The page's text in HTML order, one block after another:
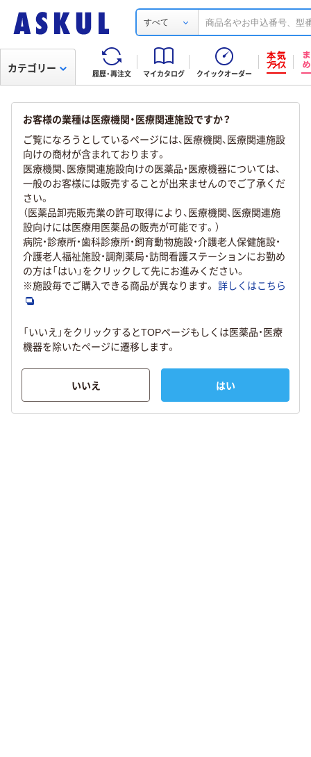
すべて
履歴・再注文 マイカタログ クイックオーダー
カテゴリー
お客様の業種は医療機関・医療関連施設ですか？
ご覧になろうとしているページには、医療機関、医療関連施設
向けの商材が含まれております。
医療機関、医療関連施設向けの医薬品・医療機器については、
一般のお客様には販売することが出来ませんのでご了承くだ
さい。
（医薬品卸売販売業の許可取得により、医療機関、医療関連施
設向けには医療用医薬品の販売が可能です。）
病院・診療所・歯科診療所・飼育動物施設・介護老人保健施設・
介護老人福祉施設・調剤薬局・訪問看護ステーションにお勤め
の方は「はい」をクリックして先にお進みください。
※施設毎でご購入できる商品が異なります。 詳しくはこちら
「いいえ」をクリックするとTOPページもしくは医薬品・医療
機器を除いたページに遷移します。
いいえ はい